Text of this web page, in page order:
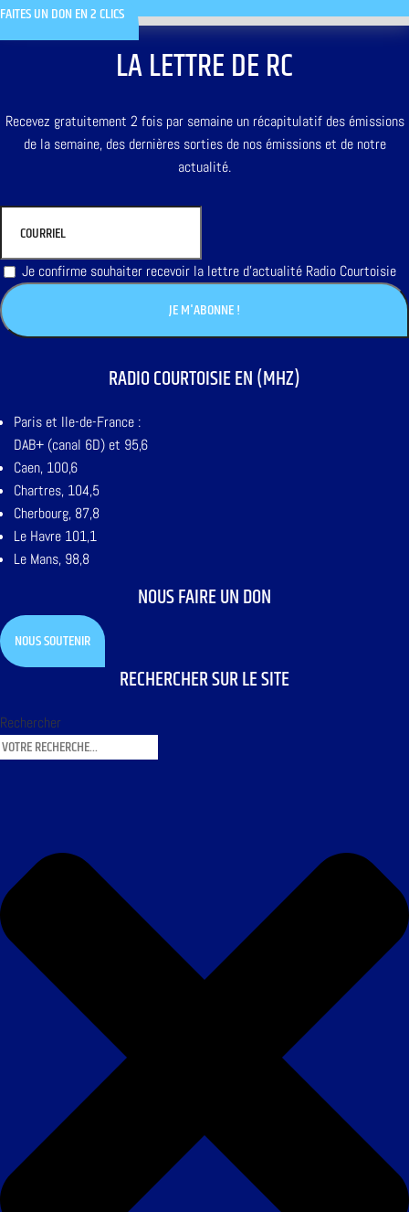
FAITES UN DON EN 2 CLICS
LA LETTRE DE RC
Recevez gratuitement 2 fois par semaine un récapitulatif des émissions
de la semaine, des dernières sorties de nos émissions et de notre
actualité.
Je confirme souhaiter recevoir la lettre d'actualité Radio Courtoisie
RADIO COURTOISIE EN (MHZ)
Paris et Ile-de-France :
DAB+ (canal 6D) et 95,6
Caen, 100,6
Chartres, 104,5
Cherbourg, 87,8
Le Havre 101,1
Le Mans, 98,8
NOUS FAIRE UN DON
NOUS SOUTENIR
RECHERCHER SUR LE SITE
Rechercher